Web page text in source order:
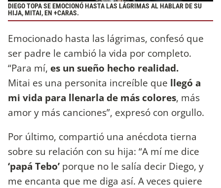
DIEGO TOPA SE EMOCIONÓ HASTA LAS LÁGRIMAS AL HABLAR DE SU
HIJA, MITAI, EN +CARAS.
Emocionado hasta las lágrimas, confesó que
ser padre le cambió la vida por completo.
“Para mí, es un sueño hecho realidad.
Mitai es una personita increíble que llegó a
mi vida para llenarla de más colores, más
amor y más canciones”, expresó con orgullo.
Por último, compartió una anécdota tierna
sobre su relación con su hija: “A mí me dice
‘papá Tebo’ porque no le salía decir Diego, y
me encanta que me diga así. A veces quiere